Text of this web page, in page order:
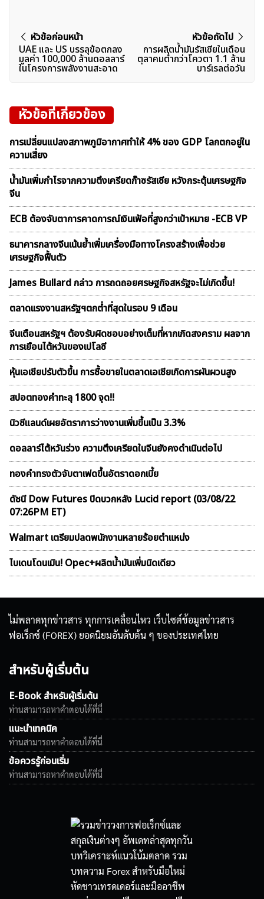
แนะแนว
เรื่อง
หัวข้อก่อนหน้า
UAE และ US บรรลุข้อตกลง
มูลค่า 100,000 ล้านดอลลาร์
ในโครงการพลังงานสะอาด
หัวข้อถัดไป
การผลิตน้ำมันรัสเซียในเดือน
ตุลาคมต่ำกว่าโควตา 1.1 ล้าน
บาร์เรลต่อวัน
หัวข้อที่เกี่ยวข้อง
การเปลี่ยนแปลงสภาพภูมิอากาศทำให้ 4% ของ GDP โลกตกอยู่ใน
ความเสี่ยง
น้ำมันเพิ่มกำไรจากความตึงเครียดก๊าซรัสเซีย หวังกระตุ้นเศรษฐกิจ
จีน
ECB ต้องจับตาการคาดการณ์เงินเฟ้อที่สูงกว่าเป้าหมาย -ECB VP
ธนาคารกลางจีนเน้นย้ำเพิ่มเครื่องมือทางโครงสร้างเพื่อช่วย
เศรษฐกิจฟื้นตัว
James Bullard กล่าว การถดถอยศรษฐกิจสหรัฐจะไม่เกิดขึ้น!
ตลาดเเรงงานสหรัฐฯตกต่ำที่สุดในรอบ 9 เดือน
จีนเตือนสหรัฐฯ ต้องรับผิดชอบอย่างเต็มที่หากเกิดสงคราม ผลจาก
การเยือนไต้หวันของเปโลซี
หุ้นเอเชียปรับตัวขึ้น การซื้อขายในตลาดเอเชียเกิดการผันผวนสูง
สปอตทองคำทะลุ 1800 จุด!!
นิวซีแลนด์เผยอัตราการว่างงานเพิ่มขึ้นเป็น 3.3%
ดอลลาร์ไต้หวันร่วง ความตึงเครียดในจีนยังคงดำเนินต่อไป
ทองคำทรงตัวจับตาเฟดขึ้นอัตราดอกเบี้ย
ดัชนี Dow Futures ปิดบวกหลัง Lucid report (03/08/22
07:26PM ET)
Walmart เตรียมปลดพนักงานหลายร้อยตำแหน่ง
ไบเดนโดนเมิน! Opec+ผลิตน้ำมันเพิ่มนิดเดียว
ไม่พลาดทุกข่าวสาร ทุกการเคลื่อนไหว เว็บไซต์ข้อมูลข่าวสาร
ฟอเร็กซ์ (FOREX) ยอดนิยมอันดับต้น ๆ ของประเทศไทย
สำหรับผู้เริ่มต้น
E-Book สำหรับผู้เริ่มต้น
ท่านสามารถหาคำตอบได้ที่นี่
แนะนำเทคนิค
ท่านสามารถหาคำตอบได้ที่นี่
ข้อควรรู้ก่อนเริ่ม
ท่านสามารถหาคำตอบได้ที่นี่